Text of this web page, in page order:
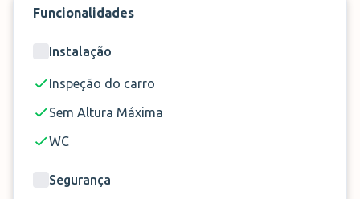
Funcionalidades
Instalação
Inspeção do carro
Sem Altura Máxima
WC
Segurança